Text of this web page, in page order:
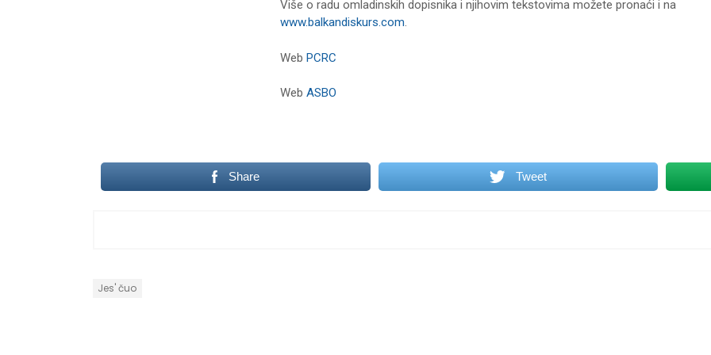
Više o radu omladinskih dopisnika i njihovim tekstovima možete pronaći i na
www.balkandiskurs.com.
Web PCRC
Web ASBO
Share Tweet
Jes' čuo